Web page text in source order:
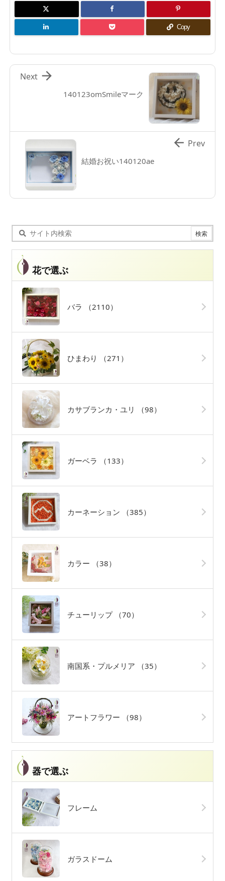
Copy
140123omSmileマーク

Next
結婚お祝い140120ae
 Prev
花で選ぶ
バラ （2110）
ひまわり （271）
カサブランカ・ユリ （98）
ガーベラ （133）
カーネーション （385）
カラー （38）
チューリップ （70）
南国系・プルメリア （35）
アートフラワー （98）
器で選ぶ
フレーム
ガラスドーム